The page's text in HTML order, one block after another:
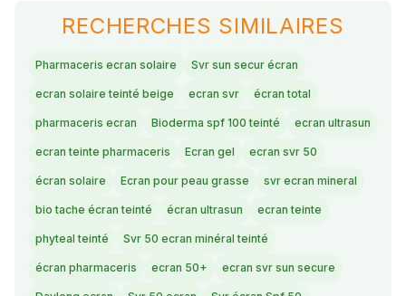
RECHERCHES SIMILAIRES
Pharmaceris ecran solaire Svr sun secur écran
ecran solaire teinté beige ecran svr écran total
pharmaceris ecran Bioderma spf 100 teinté ecran ultrasun
ecran teinte pharmaceris Ecran gel ecran svr 50
écran solaire Ecran pour peau grasse svr ecran mineral
bio tache écran teinté écran ultrasun ecran teinte
phyteal teinté Svr 50 ecran minéral teinté
écran pharmaceris ecran 50+ ecran svr sun secure